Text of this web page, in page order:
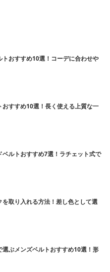
トおすすめ10選！コーデに合わせや
おすすめ10選！長く使える上質な一
ベルトおすすめ7選！ラチェット式で
を取り入れる方法！差し色として選
選ぶメンズベルトおすすめ10選！形